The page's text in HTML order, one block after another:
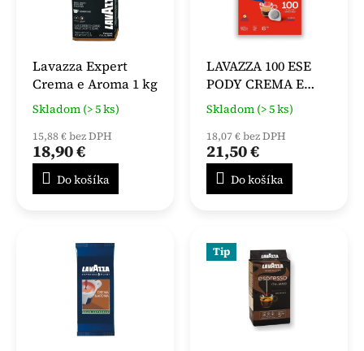
Lavazza Expert
Crema e Aroma 1 kg
Skladom (> 5 ks)
15,88 € bez DPH
18,90 €
Do košíka
LAVAZZA 100 ESE
PODY CREMA E
GUSTO
Skladom (> 5 ks)
18,07 € bez DPH
21,50 €
Do košíka
Tip